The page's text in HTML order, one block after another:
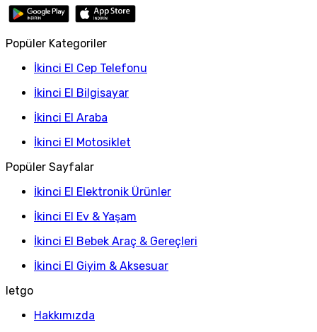
Popüler Kategoriler
İkinci El Cep Telefonu
İkinci El Bilgisayar
İkinci El Araba
İkinci El Motosiklet
Popüler Sayfalar
İkinci El Elektronik Ürünler
İkinci El Ev & Yaşam
İkinci El Bebek Araç & Gereçleri
İkinci El Giyim & Aksesuar
letgo
Hakkımızda